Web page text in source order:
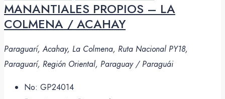
MANANTIALES PROPIOS – LA
COLMENA / ACAHAY
Paraguarí, Acahay, La Colmena, Ruta Nacional PY18,
Paraguarí, Región Oriental, Paraguay / Paraguái
No: GP24014